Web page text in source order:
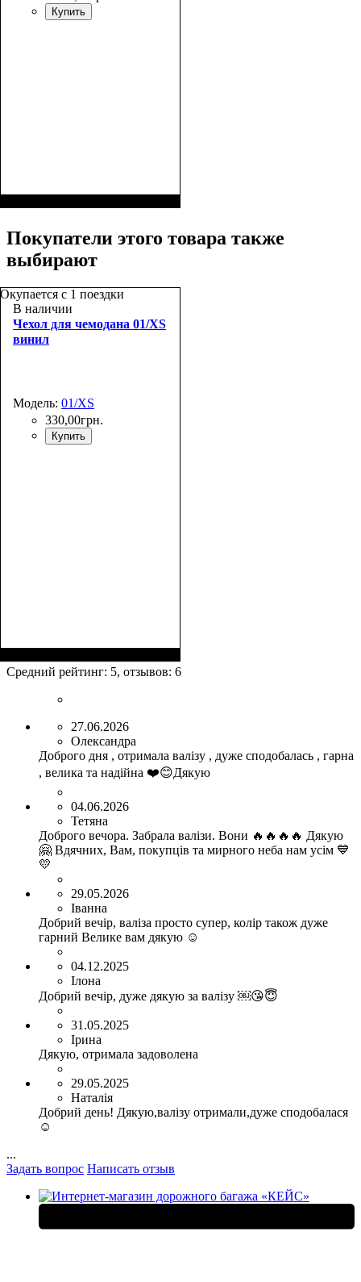
Купить
Покупатели этого товара также
выбирают
Окупается с 1 поездки
В наличии
Чехол для чемодана 01/XS
винил
Модель: 01/XS
330,00грн.
Купить
37х20-23
Средний рейтинг: 5, отзывов: 6
27.06.2026
Олександра
Доброго дня , отримала валізу , дуже сподобалась , гарна
, велика та надійна ❤️😊Дякую
04.06.2026
Тетяна
Доброго вечора. Забрала валізи. Вони 🔥🔥🔥🔥 Дякую
🤗 Вдячних, Вам, покупців та мирного неба нам усім 💙
💛
29.05.2026
Іванна
Добрий вечір, валіза просто супер, колір також дуже
гарний Велике вам дякую ☺️
04.12.2025
Ілона
Добрий вечір, дуже дякую за валізу ￼😘😇
31.05.2025
Ірина
Дякую, отримала задоволена
29.05.2025
Наталія
Добрий день! Дякую,валізу отримали,дуже сподобалася
☺️
...
Задать вопрос Написать отзыв